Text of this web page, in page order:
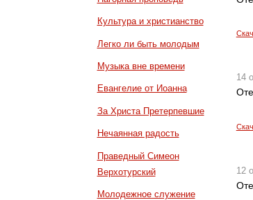
Культура и христианство
Легко ли быть молодым
Музыка вне времени
Евангелие от Иоанна
За Христа Претерпевшие
Нечаянная радость
Праведный Симеон
Верхотурский
Молодежное служение
14
12